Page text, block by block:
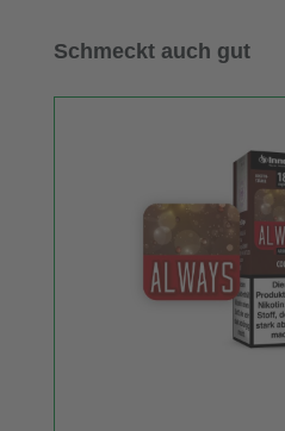
Produktgalerie überspringen
Schmeckt auch gut